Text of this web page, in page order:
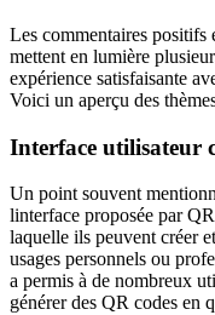
Les commentaires positifs
mettent en lumière
expérience satisfaisante
Voici un aperçu des
Interface utilisateur
Un point souvent
linterface proposée par
laquelle ils peuvent créer
usages personnels ou
a permis à de nombreux
générer des QR codes en